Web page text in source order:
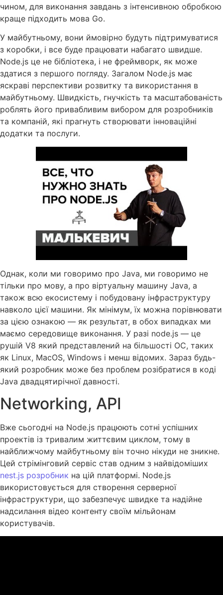
чином, для виконання завдань з інтенсивною обробкою
краще підходить мова Go.
У майбутньому, вони ймовірно будуть підтримуватися
з коробки, і все буде працювати набагато швидше.
Node.js це не бібліотека, і не фреймворк, як може
здатися з першого погляду. Загалом Node.js має
яскраві перспективи розвитку та використання в
майбутньому. Швидкість, гнучкість та масштабованість
роблять його привабливим вибором для розробників
та компаній, які прагнуть створювати інноваційні
додатки та послуги.
Однак, коли ми говоримо про Java, ми говоримо не
тільки про мову, а про віртуальну машину Java, а
також всю екосистему і побудовану інфраструктуру
навколо цієї машини. Як мінімум, їх можна порівнювати
за цією ознакою — як результат, в обох випадках ми
маємо середовище виконання. У разі node.js — це
рушій V8 який представлений на більшості ОС, таких
як Linux, MacOS, Windows і менш відомих. Зараз будь-
який розробник може без проблем розібратися в коді
Java двадцятирічної давності.
Networking, API
Вже сьогодні на Node.js працюють сотні успішних
проектів із тривалим життєвим циклом, тому в
найближчому майбутньому він точно нікуди не зникне.
Цей стрімінговий сервіс став одним з найвідоміших
nest.js розробник на цій платформі. Node.js
використовується для створення серверної
інфраструктури, що забезпечує швидке та надійне
надсилання відео контенту своїм мільйонам
користувачів.